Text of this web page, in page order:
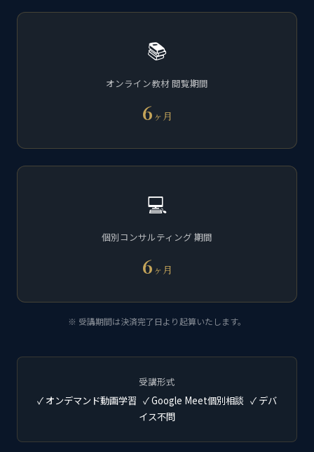
📚
オンライン教材 閲覧期間
6 ヶ月
💻
個別コンサルティング 期間
6 ヶ月
※ 受講期間は決済完了日より起算いたします。
受講形式
✓ オンデマンド動画学習 ✓ Google Meet個別相談 ✓ デバ
イス不問